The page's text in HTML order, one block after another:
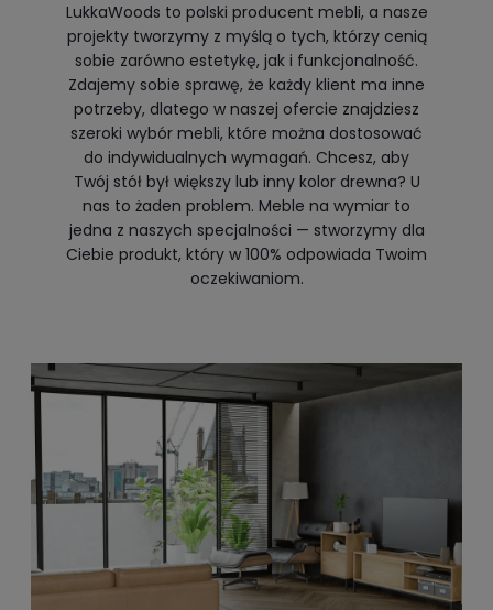
LukkaWoods to polski producent mebli, a nasze
projekty tworzymy z myślą o tych, którzy cenią
sobie zarówno estetykę, jak i funkcjonalność.
Zdajemy sobie sprawę, że każdy klient ma inne
potrzeby, dlatego w naszej ofercie znajdziesz
szeroki wybór mebli, które można dostosować
do indywidualnych wymagań. Chcesz, aby
Twój stół był większy lub inny kolor drewna? U
nas to żaden problem. Meble na wymiar to
jedna z naszych specjalności — stworzymy dla
Ciebie produkt, który w 100% odpowiada Twoim
oczekiwaniom.